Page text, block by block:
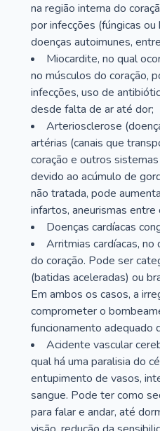
na região interna do
por infecções (fúngicas
doenças autoimunes,
Miocardite, no qual
no músculos do coração,
infecções, uso de
desde falta de ar até dor;
Arteriosclerose
artérias (canais que
coração e outros
devido ao acúmulo de
não tratada, pode
infartos, aneurismas entre
Doenças cardíacas
Arritmias cardíacas, no
do coração. Pode ser
(batidas aceleradas) ou
Em ambos os casos, a
comprometer o
funcionamento adequado
Acidente vascular
qual há uma paralisia do
entupimento de vasos,
sangue. Pode ter como
para falar e andar, até